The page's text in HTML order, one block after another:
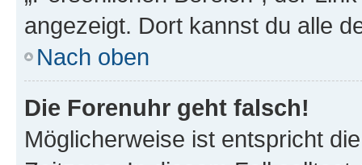
angezeigt. Dort kannst du alle
Nach oben
Die Forenuhr geht falsch!
Möglicherweise ist entspricht